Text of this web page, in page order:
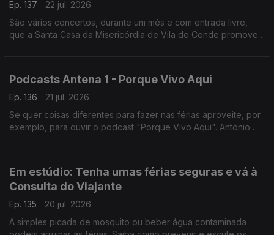
Ep. 137
22 jul. 2026
São vários concertos, durante um mês e com entrada livre,
que a Santa Casa da Misericórdia de Vila do Conde promove.
Podcasts Antena 1 - Porque Vivo Aqui
Ep. 136
21 jul. 2026
Se quer coisas diferentes para fazer nas férias aproveite, por
exemplo, para ouvir o podcast "Porque Vivo Aqui". António
Em estúdio: Tenha umas férias seguras e vá à
Consulta do Viajante
Ep. 135
20 jul. 2026
A simples picada de mosquito ou beber água contaminada